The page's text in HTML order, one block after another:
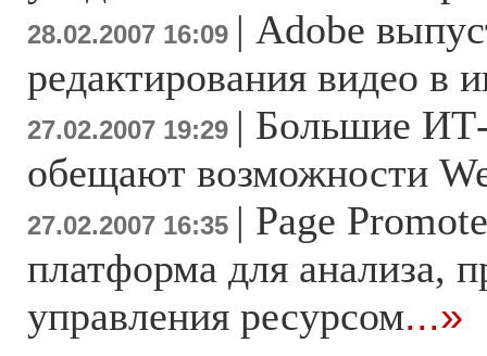
28.02.2007 16:09 | Adobe
редактирования видео в
27.02.2007 19:29 | Большие
обещают возможности
27.02.2007 16:35 | Page
платформа для анализа,
управления ресурсом...»